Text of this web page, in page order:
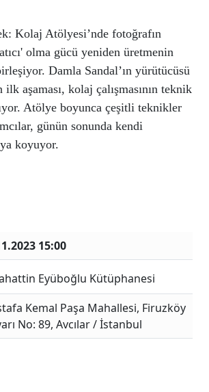
Kolaj Atölyesi’nde fotoğrafın
olma gücü yeniden üretmenin
Damla Sandal’ın yürütücüsü
aşaması, kolaj çalışmasının teknik
Atölye boyunca çeşitli teknikler
günün sonunda kendi
15:00
Eyüboğlu Kütüphanesi
Kemal Paşa Mahallesi, Firuzköy
No: 89, Avcılar / İstanbul